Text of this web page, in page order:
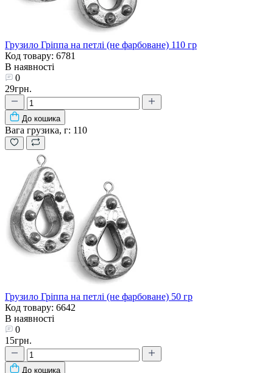
Грузило Гріппа на петлі (не фарбоване) 110 гр
Код товару: 6781
В наявності
0
29грн.
До кошика
Вага грузика, г: 110
Грузило Гріппа на петлі (не фарбоване) 50 гр
Код товару: 6642
В наявності
0
15грн.
До кошика